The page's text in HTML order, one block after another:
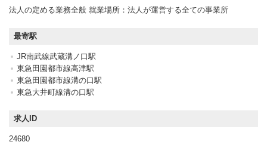
法人の定める業務全般 就業場所：法人が運営する全ての事業所
最寄駅
JR南武線武蔵溝ノ口駅
東急田園都市線高津駅
東急田園都市線溝の口駅
東急大井町線溝の口駅
求人ID
24680